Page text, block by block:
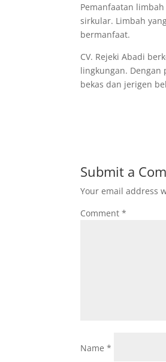
Pemanfaatan
sirkular. Limbah
bermanfaat.
CV. Rejeki Abadi
lingkungan.
bekas dan jerigen
Submit a
Your email address
Comment*
Name*